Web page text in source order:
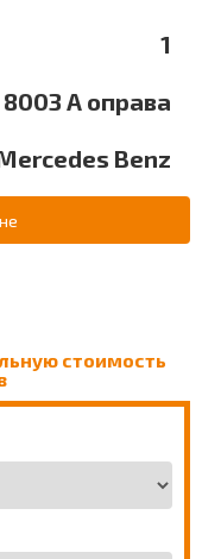
1
A оправа
Benz
стоимость